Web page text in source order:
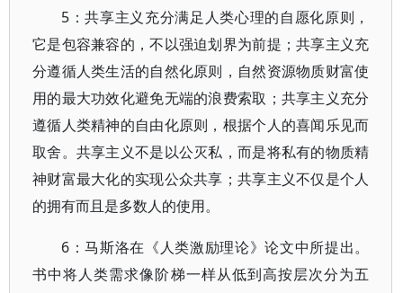
5：共享主义充分满足人类心理的自愿化原则，
它是包容兼容的，不以强迫划界为前提；共享主义充
分遵循人类生活的自然化原则，自然资源物质财富使
用的最大功效化避免无端的浪费索取；共享主义充分
遵循人类精神的自由化原则，根据个人的喜闻乐见而
取舍。共享主义不是以公灭私，而是将私有的物质精
神财富最大化的实现公众共享；共享主义不仅是个人
的拥有而且是多数人的使用。
6：马斯洛在《人类激励理论》论文中所提出。
书中将人类需求像阶梯一样从低到高按层次分为五